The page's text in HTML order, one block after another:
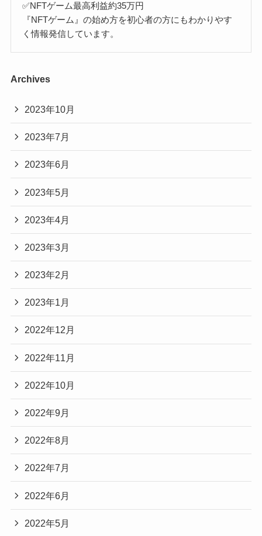
✅NFTゲーム最高利益約35万円
『NFTゲーム』の始め方を初心者の方にもわかりやす
く情報発信しています。
Archives
2023年10月
2023年7月
2023年6月
2023年5月
2023年4月
2023年3月
2023年2月
2023年1月
2022年12月
2022年11月
2022年10月
2022年9月
2022年8月
2022年7月
2022年6月
2022年5月